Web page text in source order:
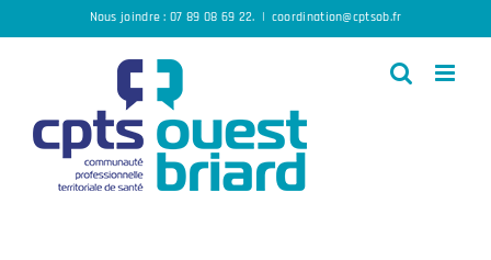
Nous joindre :07 89 08 69 22. | coordination@cptsob.fr